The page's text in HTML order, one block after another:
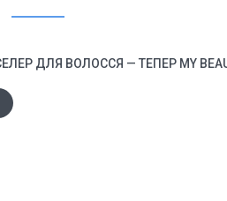
ДЛЯ ВОЛОССЯ — ТЕПЕР MY